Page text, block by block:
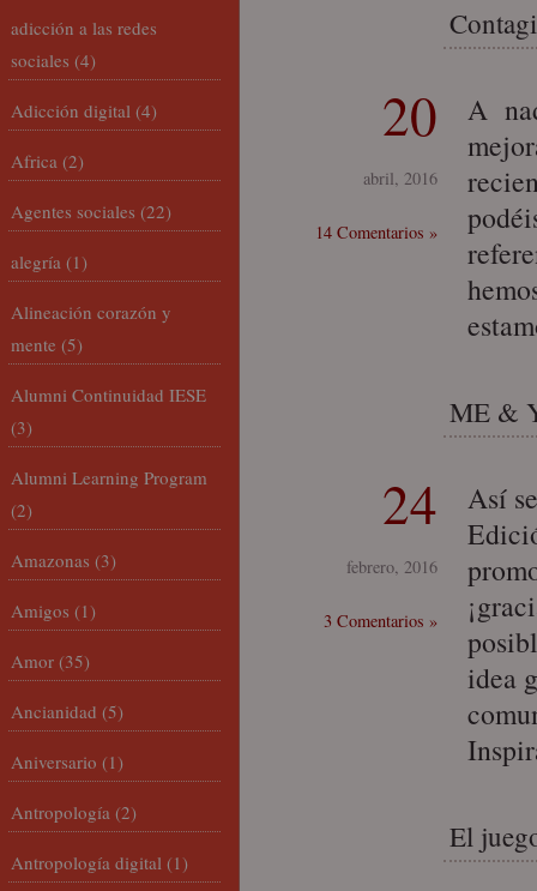
20
abril, 2016
14 Comentarios »
A
ME &
24
febrero, 2016
3 Comentarios »
Así
idea
El
adicción a las redes
sociales (4)
Adicción digital (4)
Africa (2)
Agentes sociales (22)
alegría (1)
Alineación corazón y
mente (5)
Alumni Continuidad IESE
(3)
Alumni Learning Program
(2)
Amazonas (3)
Amigos (1)
Amor (35)
Ancianidad (5)
Aniversario (1)
Antropología (2)
Antropología digital (1)